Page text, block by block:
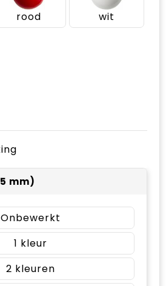
rood wit
mm)
Onbewerkt
1
2